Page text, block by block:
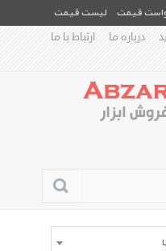
قیمت
لیست قیمت
درباره ما
ارتباط با ما